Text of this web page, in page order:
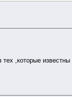
тех ,которые